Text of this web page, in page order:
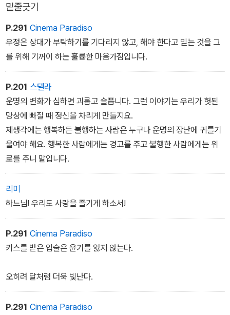
는 내용으로, 중세적 이상론이나 도덕적 교훈을 엄숙하게 내세우는
대신 유쾌한 속어로 기발한 재치와 거침없는 욕망, 생동하는 삶의 진
면모를 숨김없이 드러내 보여 준다.
야기>와 셰익스피어의 작품들을 비롯한 후대의 수많은 고전들이 탄
생하는 데 큰 영향을 주었다.
민음사에서 출간한 <데카메론>은 국내 이탈리아 문학 연구의 권위자
인 박상진 교수가 심혈을 기울여 번역하고 풍부하게 주석을 단 이탈
리아어 완역본이며, 여러 판본의 삽화 및 관련 있는 동시대 명화들도
못한 <데카메론>의 참맛을 깊이 경험할 수 있는 좋은 기회가 될 것이
다.
밑줄긋기
P.291 Cinema Paradiso
우정은 상대가 부탁하기를 기다리지 않고, 해야 한다고 믿는 것을 그
를 위해 기꺼이 하는 훌륭한 마음가짐입니다.
P.201 스텔라
운명의 변화가 심하면 괴롭고 슬픕니다. 그런 이야기는 우리가 헛된
망상에 빠질 때 정신을 차리게 만들지요.
제생각에는 행복하든 불행하는 사람은 누구나 운명의 장난에 귀를기
울여야 해요. 행복한 사람에게는 경고를 주고 불행한 사람에게는 위
로를 주니 말입니다.
리미
하느님! 우리도 사랑을 즐기게 하소서!
P.291 Cinema Paradiso
키스를 받은 입술은 윤기를 잃지 않는다.
오히려 달처럼 더욱 빛난다.
P.291 Cinema Paradiso